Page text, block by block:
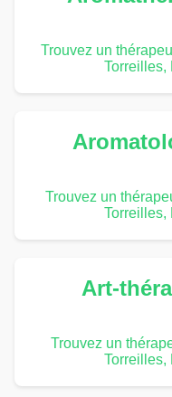
Trouvez un
Torreilles,
Trouvez un
Torreilles,
Art-
Trouvez un
Torreilles,